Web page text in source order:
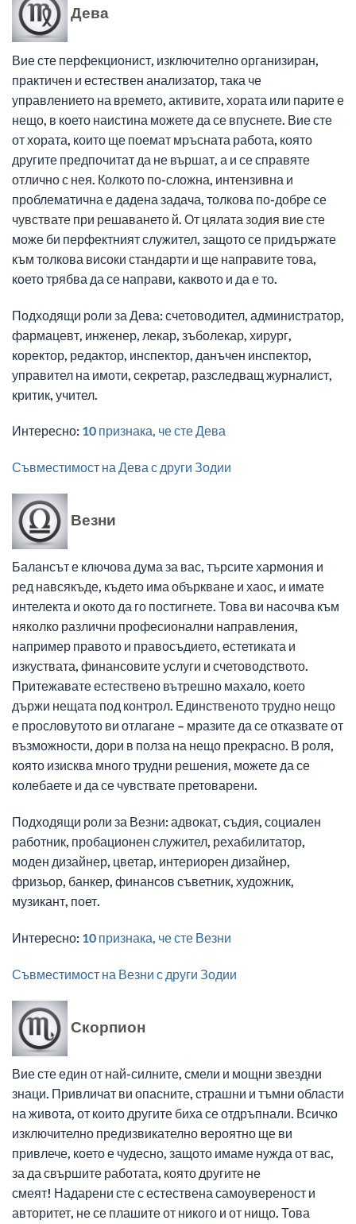
Дева
Вие сте перфекционист, изключително организиран,
практичен и естествен анализатор, така че
управлението на времето, активите, хората или парите е
нещо, в което наистина можете да се впуснете. Вие сте
от хората, които ще поемат мръсната работа, която
другите предпочитат да не вършат, а и се справяте
отлично с нея. Колкото по-сложна, интензивна и
проблематична е дадена задача, толкова по-добре се
чувствате при решаването й. От цялата зодия вие сте
може би перфектният служител, защото се придържате
към толкова високи стандарти и ще направите това,
което трябва да се направи, каквото и да е то.
Подходящи роли за Дева: счетоводител, администратор,
фармацевт, инженер, лекар, зъболекар, хирург,
коректор, редактор, инспектор, данъчен инспектор,
управител на имоти, секретар, разследващ журналист,
критик, учител.
Интересно: 10 признака, че сте Дева
Съвместимост на Дева с други Зодии
Везни
Балансът е ключова дума за вас, търсите хармония и
ред навсякъде, където има объркване и хаос, и имате
интелекта и окото да го постигнете. Това ви насочва към
няколко различни професионални направления,
например правото и правосъдието, естетиката и
изкуствата, финансовите услуги и счетоводството.
Притежавате естествено вътрешно махало, което
държи нещата под контрол. Единственото трудно нещо
е прословутото ви отлагане – мразите да се отказвате от
възможности, дори в полза на нещо прекрасно. В роля,
която изисква много трудни решения, можете да се
колебаете и да се чувствате претоварени.
Подходящи роли за Везни: адвокат, съдия, социален
работник, пробационен служител, рехабилитатор,
моден дизайнер, цветар, интериорен дизайнер,
фризьор, банкер, финансов съветник, художник,
музикант, поет.
Интересно: 10 признака, че сте Везни
Съвместимост на Везни с други Зодии
Скорпион
Вие сте един от най-силните, смели и мощни звездни
знаци. Привличат ви опасните, страшни и тъмни области
на живота, от които другите биха се отдръпнали. Всичко
изключително предизвикателно вероятно ще ви
привлече, което е чудесно, защото имаме нужда от вас,
за да свършите работата, която другите не
смеят! Надарени сте с естествена самоувереност и
авторитет, не се плашите от никого и от нищо. Това